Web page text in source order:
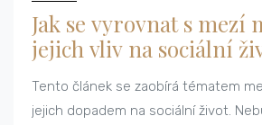
Jak se vyrovnat s mezí
jejich vliv na sociální
Tento článek se zaobírá tématem
jejich dopadem na sociální život.